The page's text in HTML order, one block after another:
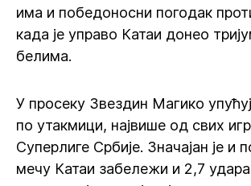
има и победоносни погодак
када је управо Катаи донео
белима.
У просеку Звездин Магико
по утакмици, највише од свих
Суперлиге Србије. Значајан је и
мечу Катаи забележи и 2,7